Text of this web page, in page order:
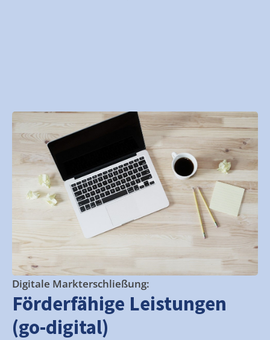
Digitale Markterschließung:
Förderfähige Leistungen
(go-digital)